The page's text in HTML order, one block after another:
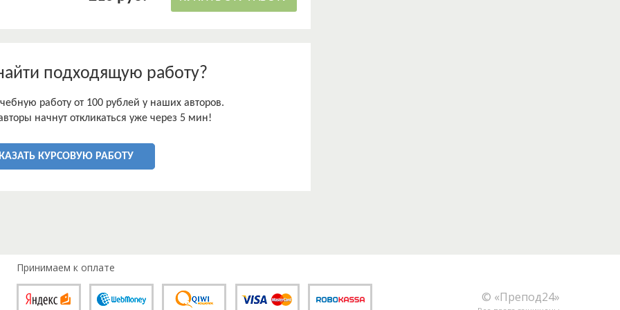
государственных служащих;
введения, содержащего в себе предмет, объект, цели и
подходящую работу?
работу от 100 рублей у наших авторов.
начнут откликаться уже через 5 мин!
КУРСОВУЮ РАБОТУ
Принимаем к оплате
© «Препод24»